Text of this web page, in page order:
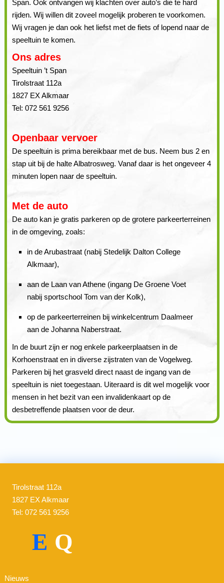
Span. Ook ontvangen wij klachten over auto’s die te hard
rijden. Wij willen dit zoveel mogelijk proberen te voorkomen.
Wij vragen je dan ook het liefst met de fiets of lopend naar de
speeltuin te komen.
Ons adres
Speeltuin ’t Span
Tirolstraat 112a
1827 EX Alkmaar
Tel: 072 561 9256
Openbaar vervoer
De speeltuin is prima bereikbaar met de bus. Neem bus 2 en
stap uit bij de halte Albatrosweg. Vanaf daar is het ongeveer 4
minuten lopen naar de speeltuin.
Met de auto
De auto kan je gratis parkeren op de grotere parkeerterreinen
in de omgeving, zoals:
in de Arubastraat (nabij Stedelijk Dalton College
Alkmaar),
aan de Laan van Athene (ingang De Groene Voet
nabij sportschool Tom van der Kolk),
op de parkeerterreinen bij winkelcentrum Daalmeer
aan de Johanna Naberstraat.
In de buurt zijn er nog enkele parkeerplaatsen in de
Korhoenstraat en in diverse zijstraten van de Vogelweg.
Parkeren bij het grasveld direct naast de ingang van de
speeltuin is niet toegestaan. Uiteraard is dit wel mogelijk voor
mensen in het bezit van een invalidenkaart op de
desbetreffende plaatsen voor de deur.
Tirolstraat 112a
1827 EX Alkmaar
Tel: 072 561 9256
E Q
Nieuws